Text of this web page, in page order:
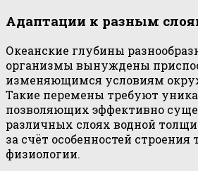
Адаптации к разным
Океанские глубины
организмы вынуждены
изменяющимся условиям
Такие перемены требуют
позволяющих эффективно
различных слоях водной
за счёт особенностей строения
физиологии.